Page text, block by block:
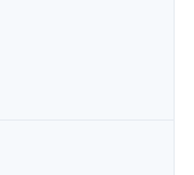
infraestructura